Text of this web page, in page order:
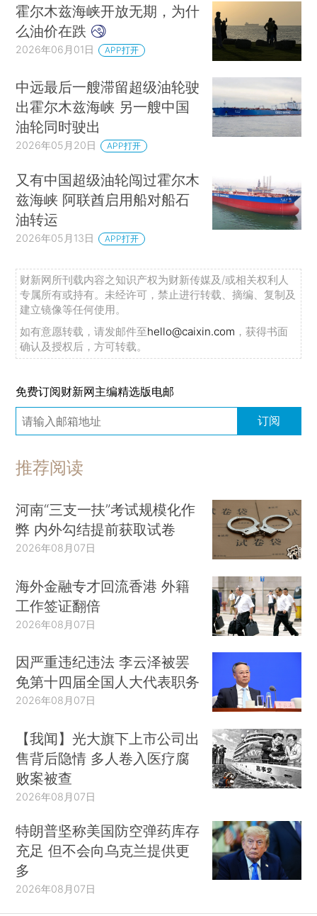
霍尔木兹海峡开放无期，为什
么油价在跌
2026年06月01日 APP打开
中远最后一艘滞留超级油轮驶
出霍尔木兹海峡 另一艘中国
油轮同时驶出
2026年05月20日 APP打开
又有中国超级油轮闯过霍尔木
兹海峡 阿联酋启用船对船石
油转运
2026年05月13日 APP打开
财新网所刊载内容之知识产权为财新传媒及/或相关权利人
专属所有或持有。未经许可，禁止进行转载、摘编、复制及
建立镜像等任何使用。
如有意愿转载，请发邮件至hello@caixin.com ，获得书面
确认及授权后，方可转载。
免费订阅财新网主编精选版电邮
订阅
推荐阅读
河南“三支一扶”考试规模化作
弊 内外勾结提前获取试卷
2026年08月07日
海外金融专才回流香港 外籍
工作签证翻倍
2026年08月07日
因严重违纪违法 李云泽被罢
免第十四届全国人大代表职务
2026年08月07日
【我闻】光大旗下上市公司出
售背后隐情 多人卷入医疗腐
败案被查
2026年08月07日
特朗普坚称美国防空弹药库存
充足 但不会向乌克兰提供更
多
2026年08月07日